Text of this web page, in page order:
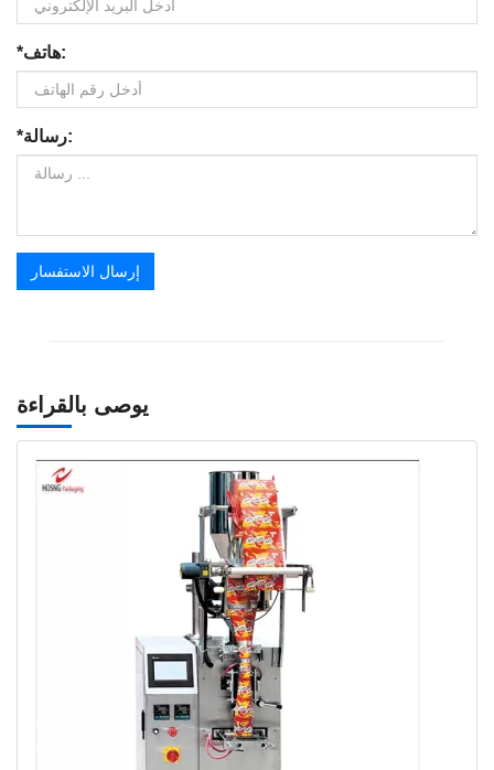
*هاتف:
*رسالة:
إرسال الاستفسار
يوصى بالقراءة